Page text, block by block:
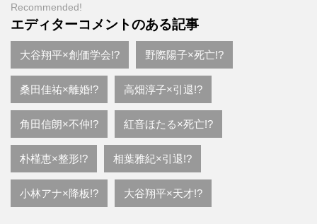
Recommended!
エディターコメントのある記事
大谷翔平×創価学会!? 野際陽子×死亡!?
桑田佳祐×離婚!? 高畑淳子×引退!?
角田信朗×不仲!? 紅音ほたる×死亡!?
朴槿恵×整形!? 相葉雅紀×引退!?
小林アナ×降板!? 大谷翔平×天才!?